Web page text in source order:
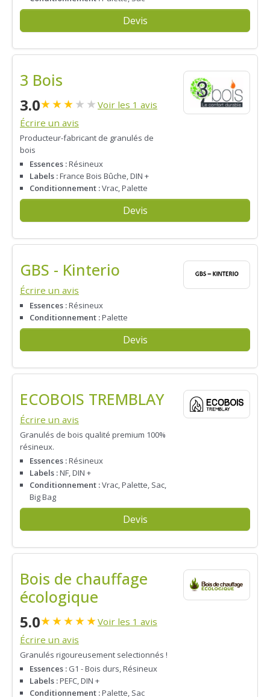
Devis
3 Bois
3.0★★★★ ★ Voir les 1 avis
Écrire un avis
Producteur-fabricant de granulés de
bois
Essences :Résineux
Labels :France Bois Bûche, DIN +
Conditionnement :Vrac, Palette
Devis
GBS - Kinterio
Écrire un avis
Essences :Résineux
Conditionnement :Palette
Devis
ECOBOIS TREMBLAY
Écrire un avis
Granulés de bois qualité premium 100%
résineux.
Essences :Résineux
Labels :NF, DIN +
Conditionnement :Vrac, Palette, Sac,
Big Bag
Devis
Bois de chauffage
écologique
5.0★★★★★Voir les 1 avis
Écrire un avis
Granulés rigoureusement selectionnés !
Essences : G1 - Bois durs, Résineux
Labels :PEFC, DIN +
Conditionnement :Palette, Sac